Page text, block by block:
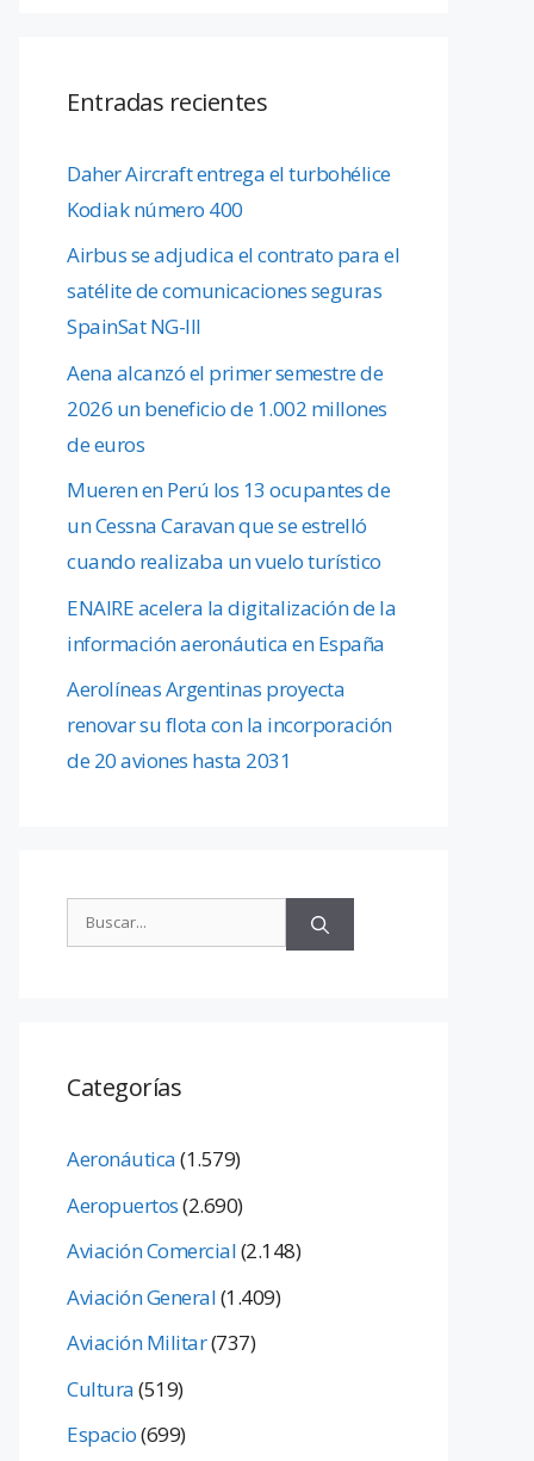
Entradas recientes
Daher Aircraft entrega el turbohélice
Kodiak número 400
Airbus se adjudica el contrato para el
satélite de comunicaciones seguras
SpainSat NG-III
Aena alcanzó el primer semestre de
2026 un beneficio de 1.002 millones
de euros
Mueren en Perú los 13 ocupantes de
un Cessna Caravan que se estrelló
cuando realizaba un vuelo turístico
ENAIRE acelera la digitalización de la
información aeronáutica en España
Aerolíneas Argentinas proyecta
renovar su flota con la incorporación
de 20 aviones hasta 2031
Categorías
Aeronáutica(1.579)
Aeropuertos(2.690)
Aviación Comercial(2.148)
Aviación General(1.409)
Aviación Militar(737)
Cultura(519)
Espacio(699)